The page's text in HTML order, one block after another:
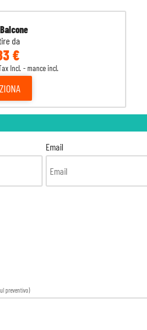
da
€
Incl. - mance incl.
Email
preventivo)